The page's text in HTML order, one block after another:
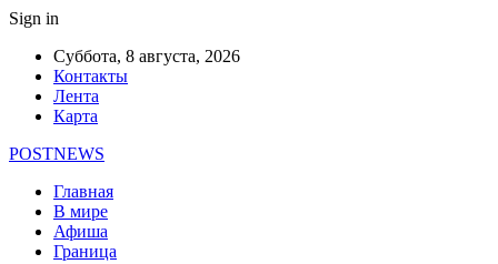
Sign in
Суббота, 8 августа, 2026
Контакты
Лента
Карта
POSTNEWS
Главная
В мире
Афиша
Граница